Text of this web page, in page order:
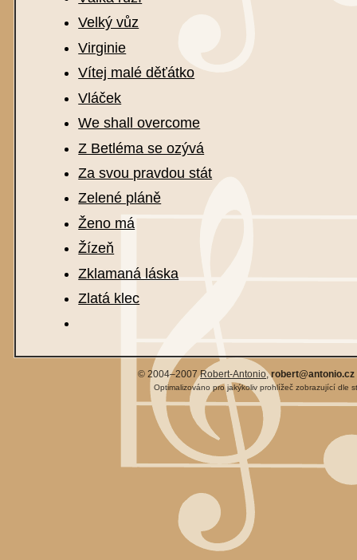
Velký vůz
Virginie
Vítej malé děťátko
Vláček
We shall overcome
Z Betléma se ozývá
Za svou pravdou stát
Zelené pláně
Ženo má
Žízeň
Zklamaná láska
Zlatá klec
© 2004–2007Robert-Antonio,robert@antonio.cz
Optimalizováno pro jakýkoliv prohlížeč zobrazující dle